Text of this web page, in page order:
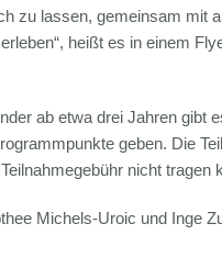
zu lassen, gemeinsam
heißt es in einem
ab etwa drei Jahren
geben. Die
nicht
Michels-Uroic und Inge